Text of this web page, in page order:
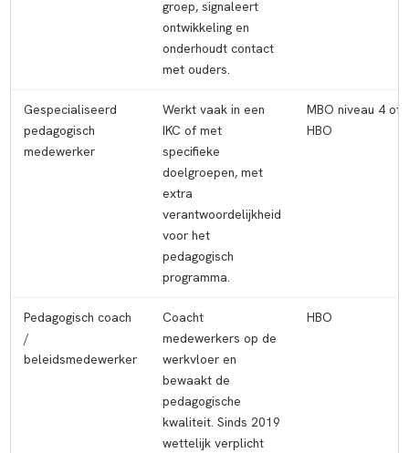
groep, signaleert
ontwikkeling en
onderhoudt contact
met ouders.
Gespecialiseerd
pedagogisch
medewerker
Werkt vaak in een
IKC of met
specifieke
doelgroepen, met
extra
verantwoordelijkheid
voor het
pedagogisch
programma.
MBO niveau 4 of
HBO
Pedagogisch coach
/
beleidsmedewerker
Coacht
medewerkers op de
werkvloer en
bewaakt de
pedagogische
kwaliteit. Sinds 2019
wettelijk verplicht
HBO